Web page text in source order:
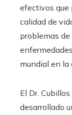
efectivos que
calidad de
problemas de
mundial en la
El Dr.
desarrollado